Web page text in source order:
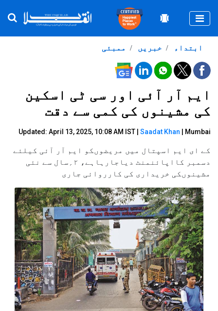
ممبئی خبریں ابتداء
ایم آر آئی اور سی ٹی اسکین
کی مشینوں کی کمی سے دقت
Updated: April 13, 2025, 10:08 AM IST | Saadat Khan | Mumbai
کے ای ایم اسپتال میں مریضوںکو ایم آر آئی کیلئے
دسمبر کااپائنمنٹ دیاجارہاہے، ۲؍سال سے نئی
مشینوںکی خریداری کی کارروائی جاری